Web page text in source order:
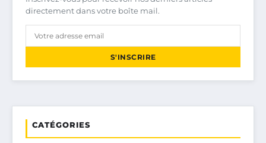
directement dans votre boîte mail.
S'INSCRIRE
CATÉGORIES